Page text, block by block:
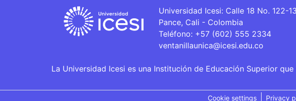
Universidad Icesi: Calle 18 No. 122-
Pance, Cali - Colombia
Teléfono: +57 (602) 555 2334
ventanillaunica@icesi.edu.co
La Universidad Icesi es una Institución de Educación Superior
Cookie settings Privacy